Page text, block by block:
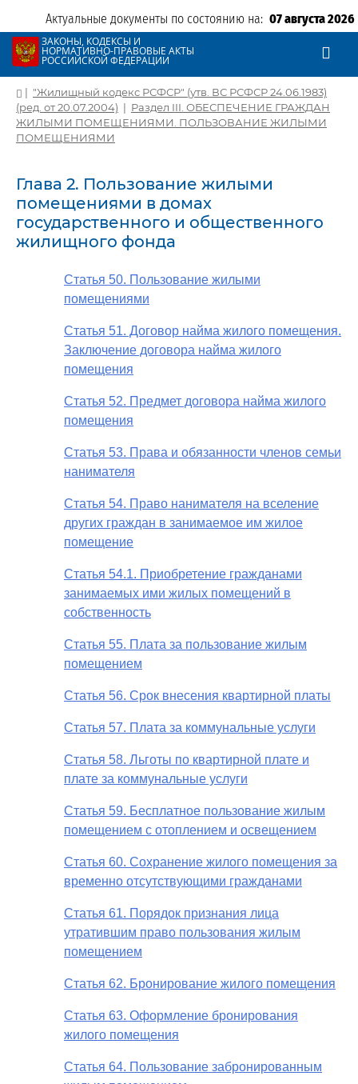
Актуальные документы по состоянию на: 07 августа 2026
ЗАКОНЫ, КОДЕКСЫ И
НОРМАТИВНО-ПРАВОВЫЕ АКТЫ
РОССИЙСКОЙ ФЕДЕРАЦИИ
| "Жилищный кодекс РСФСР" (утв. ВС РСФСР 24.06.1983)
(ред. от 20.07.2004) | Раздел III. ОБЕСПЕЧЕНИЕ ГРАЖДАН
ЖИЛЫМИ ПОМЕЩЕНИЯМИ. ПОЛЬЗОВАНИЕ ЖИЛЫМИ
ПОМЕЩЕНИЯМИ
Глава 2. Пользование жилыми
помещениями в домах
государственного и общественного
жилищного фонда
Статья 50. Пользование жилыми
помещениями
Статья 51. Договор найма жилого помещения.
Заключение договора найма жилого
помещения
Статья 52. Предмет договора найма жилого
помещения
Статья 53. Права и обязанности членов семьи
нанимателя
Статья 54. Право нанимателя на вселение
других граждан в занимаемое им жилое
помещение
Статья 54.1. Приобретение гражданами
занимаемых ими жилых помещений в
собственность
Статья 55. Плата за пользование жилым
помещением
Статья 56. Срок внесения квартирной платы
Статья 57. Плата за коммунальные услуги
Статья 58. Льготы по квартирной плате и
плате за коммунальные услуги
Статья 59. Бесплатное пользование жилым
помещением с отоплением и освещением
Статья 60. Сохранение жилого помещения за
временно отсутствующими гражданами
Статья 61. Порядок признания лица
утратившим право пользования жилым
помещением
Статья 62. Бронирование жилого помещения
Статья 63. Оформление бронирования
жилого помещения
Статья 64. Пользование забронированным